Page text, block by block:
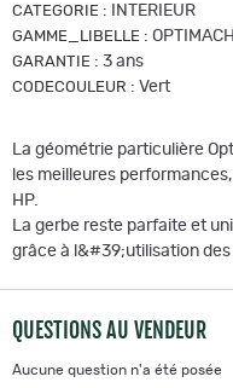
CATEGORIE : INTERIEUR
GAMME_LIBELLE :
GARANTIE : 3 ans
CODECOULEUR : Vert
La géométrie particulière
les meilleures
HP.
La gerbe reste parfaite et
grâce à l&#39;utilisation
QUESTIONS AU VENDEUR
Aucune question n'a été posée